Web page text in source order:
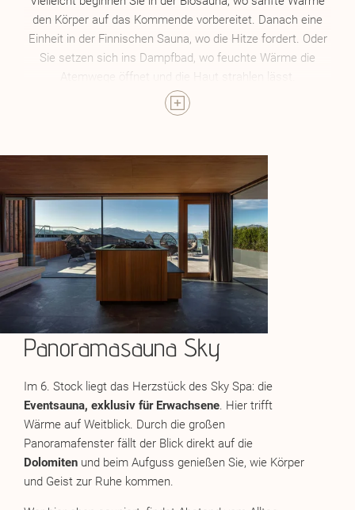
den Körper auf das Kommende vorbereitet. Danach eine
Einheit in der Finnischen Sauna, wo die Hitze fordert. Oder
Sie setzen sich ins Dampfbad, wo feuchte Wärme die
Atemwege öffnet und die Haut strahlen lässt.
Nach einem erlebnisreichen Tag rund um das Sonnenberg
verschneiten Garten wandeln, spüren Sie: Das Leben kann
so leicht und klar sein: so wie in diesem Augenblick in Ihrem
Hotel mit Sauna in Südtirol.
Panoramasauna Sky
Im 6. Stock liegt das Herzstück des Sky Spa: die
Eventsauna, exklusiv für Erwachsene. Hier trifft
Wärme auf Weitblick. Durch die großen
Panoramafenster fällt der Blick direkt auf die
Dolomiten und beim Aufguss genießen Sie, wie Körper
und Geist zur Ruhe kommen.